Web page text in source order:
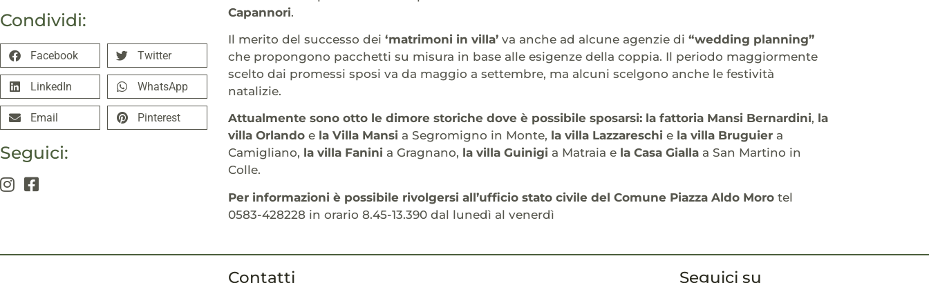
Condividi:
Facebook Twitter
LinkedIn WhatsApp
Email Pinterest
Seguici:
Capannori.
Il merito del successo dei ‘matrimoni in villa’ va anche ad alcune agenzie di “wedding planning”
che propongono pacchetti su misura in base alle esigenze della coppia. Il periodo maggiormente
scelto dai promessi sposi va da maggio a settembre, ma alcuni scelgono anche le festività
natalizie.
Attualmente sono otto le dimore storiche dove è possibile sposarsi: la fattoria Mansi Bernardini, la
villa Orlando e la Villa Mansi a Segromigno in Monte, la villa Lazzareschi e la villa Bruguier a
Camigliano, la villa Fanini a Gragnano, la villa Guinigi a Matraia e la Casa Gialla a San Martino in
Colle.
Per informazioni è possibile rivolgersi all’ufficio stato civile del Comune Piazza Aldo Moro tel
0583-428228 in orario 8.45-13.390 dal lunedì al venerdì
Contatti Seguici su